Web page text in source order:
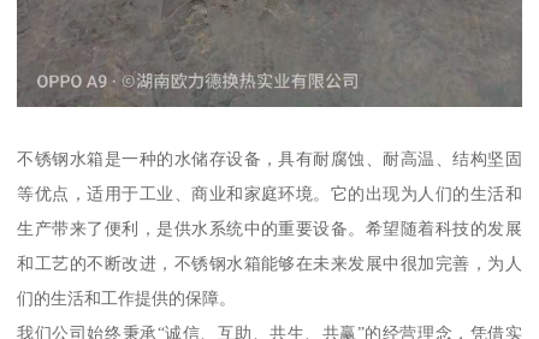
不锈钢水箱是一种的水储存设备，具有耐腐蚀、耐高温、结构坚固
等优点，适用于工业、商业和家庭环境。它的出现为人们的生活和
生产带来了便利，是供水系统中的重要设备。希望随着科技的发展
和工艺的不断改进，不锈钢水箱能够在未来发展中很加完善，为人
们的生活和工作提供的保障。
我们公司始终秉承“诚信、互助、共生、共赢”的经营理念，凭借实